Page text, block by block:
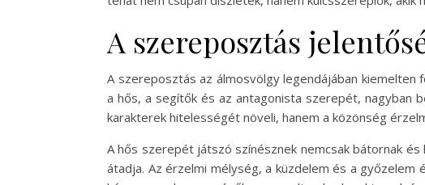
A szereposztás
A szereposztás az álmosvölgy legendájában
a hős, a segítők és az antagonista szerepét, nagyban
karakterek hitelességét növeli, hanem a közönség
A hős szerepét játszó színésznek nemcsak bátornak
átadja. Az érzelmi mélység, a küzdelem és a győzelem